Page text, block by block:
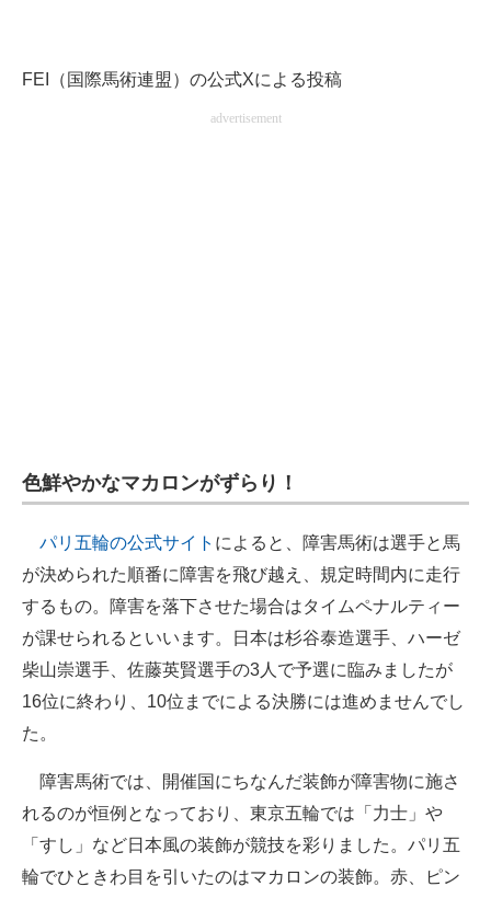
IT製品の技術・比較・事例
製造業のIT導入・活用を支援
FEI（国際馬術連盟）の公式Xによる投稿
advertisement
色鮮やかなマカロンがずらり！
パリ五輪の公式サイト によると、障害馬術は選手と馬
が決められた順番に障害を飛び越え、規定時間内に走行
するもの。障害を落下させた場合はタイムペナルティー
が課せられるといいます。日本は杉谷泰造選手、ハーゼ
柴山崇選手、佐藤英賢選手の3人で予選に臨みましたが
16位に終わり、10位までによる決勝には進めませんでし
た。
障害馬術では、開催国にちなんだ装飾が障害物に施さ
れるのが恒例となっており、東京五輪では「力士」や
「すし」など日本風の装飾が競技を彩りました。パリ五
輪でひときわ目を引いたのはマカロンの装飾。赤、ピン